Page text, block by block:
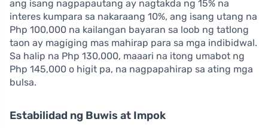
ang isang nagpapautang ay nagtakda ng 15% na
interes kumpara sa nakaraang 10%, ang isang utang na
Php 100,000 na kailangan bayaran sa loob ng tatlong
taon ay magiging mas mahirap para sa mga indibidwal.
Sa halip na Php 130,000, maaari na itong umabot ng
Php 145,000 o higit pa, na nagpapahirap sa ating mga
bulsa.
Estabilidad ng Buwis at Impok